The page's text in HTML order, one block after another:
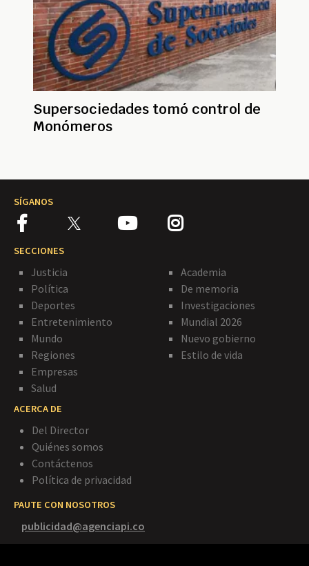
Supersociedades tomó control de
Monómeros
SÍGANOS
SECCIONES
Justicia
Política
Deportes
Entretenimiento
Mundo
Regiones
Empresas
Salud
Academia
De memoria
Investigaciones
Mundial 2026
Nuevo gobierno
Estilo de vida
ACERCA DE
Del Director
Quiénes somos
Contáctenos
Política de privacidad
PAUTE CON NOSOTROS
publicidad@agenciapi.co